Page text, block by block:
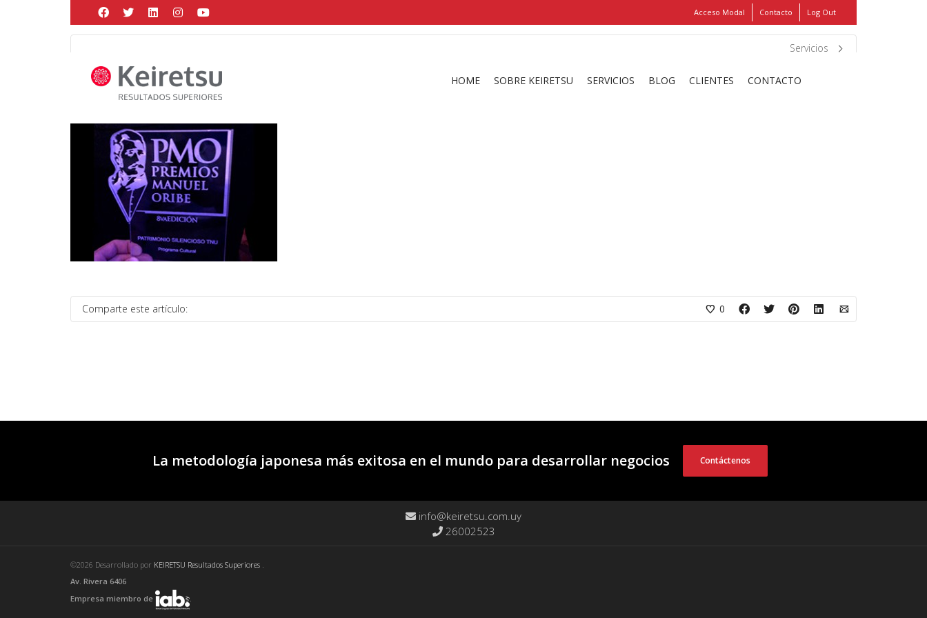
Help me Dante! I'm looking for newshirtsin a sizemediumthat cost between £ . Show
FIND MY ITEMS!
Acceso Modal Contacto Log Out
HOME SOBRE KEIRETSU SERVICIOS BLOG CLIENTES CONTACTO
Servicios
Posted by Martín Gonzalezonmayo 28, 2021
Comparte este artículo: 0
La metodología japonesa más exitosa en el mundo para desarrollar negocios Contáctenos
info@keiretsu.com.uy
26002523
©2026 Desarrollado por KEIRETSU Resultados Superiores .
Av. Rivera 6406
Empresa miembro de
.